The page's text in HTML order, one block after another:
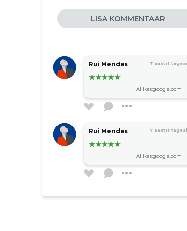
LISA KOMMENTAAR
Rui Mendes 7 aastat tagasi
Allikas:google.com
Rui Mendes 7 aastat tagasi
Allikas:google.com